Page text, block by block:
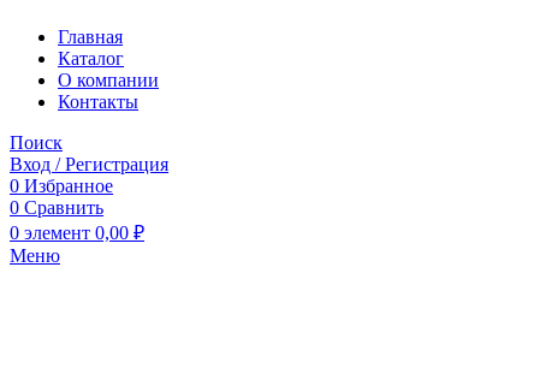
Главная
Каталог
О компании
Контакты
Поиск
Вход / Регистрация
0 Избранное
0 Сравнить
0 элемент 0,00 ₽
Меню